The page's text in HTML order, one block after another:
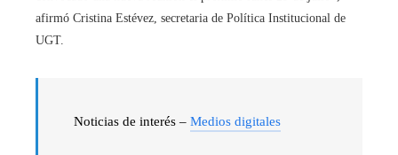
afirmó Cristina Estévez, secretaria de Política Institucional de
UGT.
Noticias de interés – Medios digitales